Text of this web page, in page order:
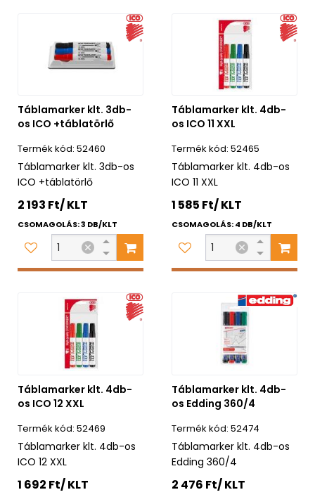
Táblamarker klt. 3db-
os ICO +táblatörlő
52460
Táblamarker klt. 3db-os
ICO +táblatörlő
2 193 Ft/ KLT
CSOMAGOLÁS: 3 DB/KLT
Táblamarker klt. 4db-
os ICO 11 XXL
52465
Táblamarker klt. 4db-os
ICO 11 XXL
1 585 Ft/ KLT
CSOMAGOLÁS: 4 DB/KLT
Táblamarker klt. 4db-
os ICO 12 XXL
52469
Táblamarker klt. 4db-os
ICO 12 XXL
1 692 Ft/ KLT
Táblamarker klt. 4db-
os Edding 360/4
52474
Táblamarker klt. 4db-os
Edding 360/4
2 476 Ft/ KLT